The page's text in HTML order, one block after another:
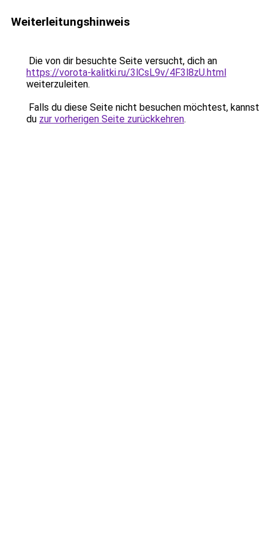
Weiterleitungshinweis
Die von dir besuchte Seite versucht, dich an
https://vorota-kalitki.ru/3lCsL9v/4F3l8zU.html
weiterzuleiten.
Falls du diese Seite nicht besuchen möchtest, kannst
du zur vorherigen Seite zurückkehren.